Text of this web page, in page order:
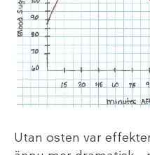
Utan osten var